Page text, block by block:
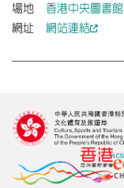
場地
香港中央圖書館
網址
網站連結